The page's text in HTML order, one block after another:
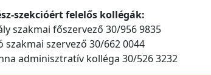
szekcióért felelős kollégák:
szakmai főszervező 30/956 9835
szakmai szervező 30/662 0044
adminisztratív kolléga 30/526 3232